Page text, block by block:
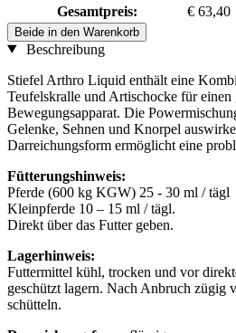
Gesamtpreis:
€ 63,40
Beide in den Warenkorb
Beschreibung
Stiefel Arthro Liquid enthält eine
Teufelskralle und Artischocke für einen
Bewegungsapparat. Die
Gelenke, Sehnen und Knorpel
Darreichungsform ermöglicht eine
Fütterungshinweis:
Pferde (600 kg KGW) 25 - 30 ml / tägl
Kleinpferde 10 – 15 ml / tägl.
Direkt über das Futter geben.
Lagerhinweis:
Futtermittel kühl, trocken und vor
geschützt lagern. Nach Anbruch zügig
schütteln.